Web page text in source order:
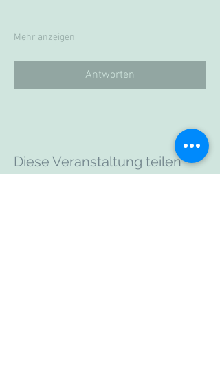
Mehr anzeigen
Antworten
Diese Veranstaltung teilen